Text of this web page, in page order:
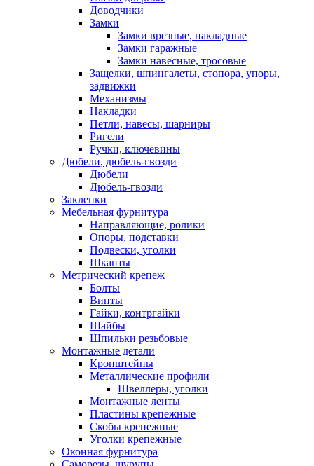
Доводчики
Замки
Замки врезные, накладные
Замки гаражные
Замки навесные, тросовые
Защелки, шпингалеты, стопора, упоры,
задвижки
Механизмы
Накладки
Петли, навесы, шарниры
Ригели
Ручки, ключевины
Дюбели, дюбель-гвозди
Дюбели
Дюбель-гвозди
Заклепки
Мебельная фурнитура
Направляющие, ролики
Опоры, подставки
Подвески, уголки
Шканты
Метрический крепеж
Болты
Винты
Гайки, контргайки
Шайбы
Шпильки резьбовые
Монтажные детали
Кронштейны
Металлические профили
Швеллеры, уголки
Монтажные ленты
Пластины крепежные
Скобы крепежные
Уголки крепежные
Оконная фурнитура